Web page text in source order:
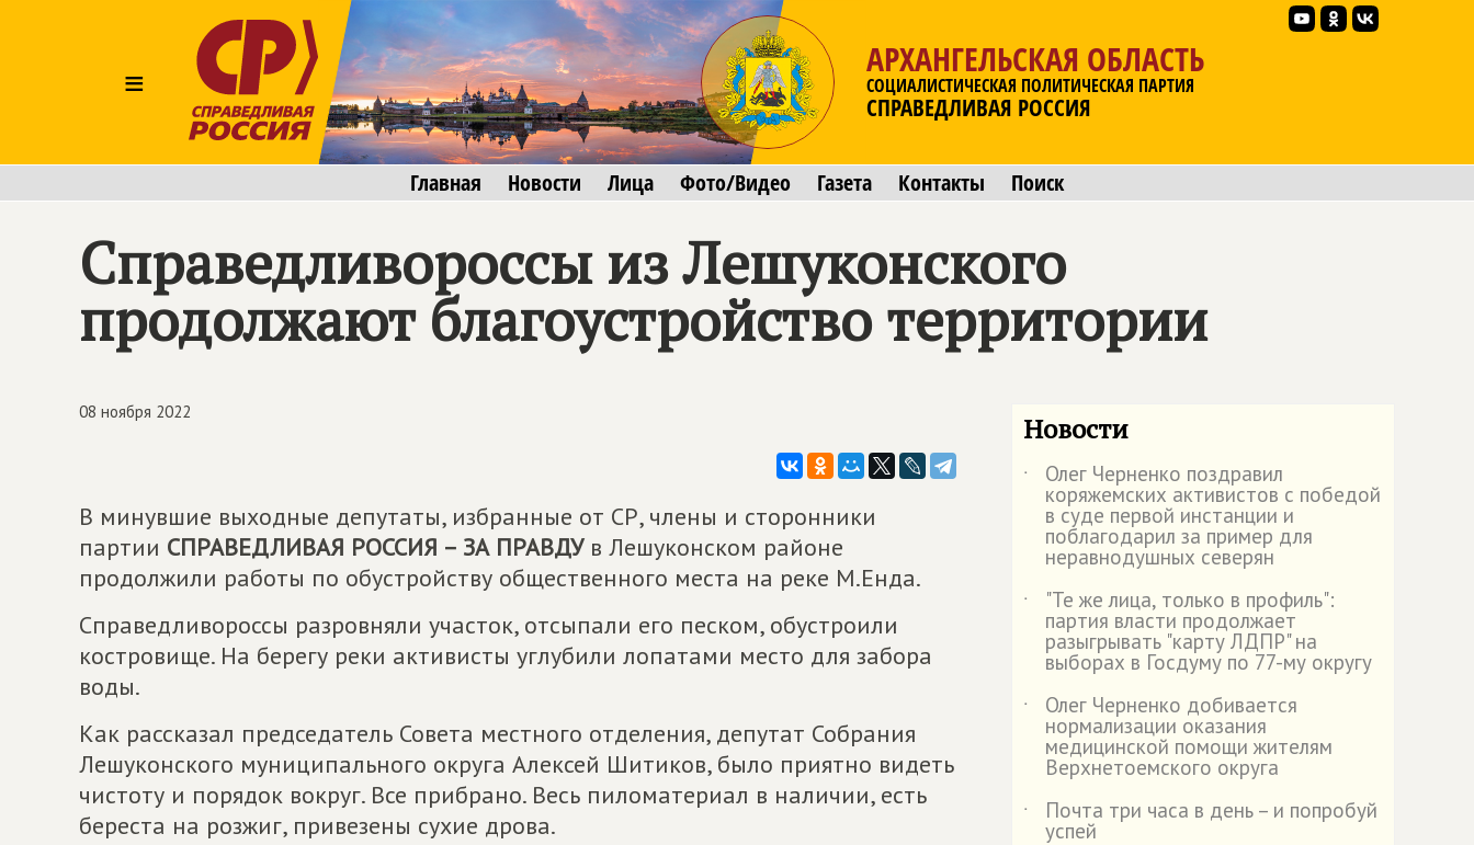
≡
АРХАНГЕЛЬСКАЯ ОБЛАСТЬ
СОЦИАЛИСТИЧЕСКАЯ ПОЛИТИЧЕСКАЯ ПАРТИЯ
СПРАВЕДЛИВАЯ РОССИЯ
Главная Новости Лица Фото/Видео Газета Контакты Поиск
Справедливороссы из Лешуконского
продолжают благоустройство территории
08 ноября 2022
В минувшие выходные депутаты, избранные от СР, члены и сторонники
партии СПРАВЕДЛИВАЯ РОССИЯ – ЗА ПРАВДУв Лешуконском районе
продолжили работы по обустройству общественного места на реке М.Енда.
Справедливороссы разровняли участок, отсыпали его песком, обустроили
костровище. На берегу реки активисты углубили лопатами место для забора
воды.
Как рассказал председатель Совета местного отделения, депутат Собрания
Лешуконского муниципального округа Алексей Шитиков, было приятно видеть
чистоту и порядок вокруг. Все прибрано. Весь пиломатериал в наличии, есть
береста на розжиг, привезены сухие дрова.
Новости
˙ Олег Черненко поздравил
коряжемских активистов с победой
в суде первой инстанции и
поблагодарил за пример для
неравнодушных северян
˙
"Те же лица, только в профиль":
партия власти продолжает
разыгрывать "карту ЛДПР" на
выборах в Госдуму по 77-му округу
˙
Олег Черненко добивается
нормализации оказания
медицинской помощи жителям
Верхнетоемского округа
˙
Почта три часа в день – и попробуй
успей